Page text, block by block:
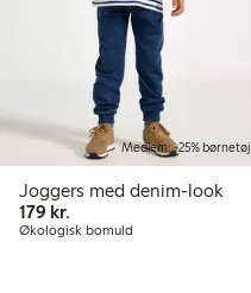
Medlem: -25% børnetøj
Joggers med denim-look
179 kr.
Økologisk bomuld